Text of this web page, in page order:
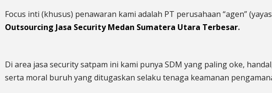
Focus inti (khusus) penawaran kami adalah PT perusahaan “agen”
Outsourcing Jasa Security Medan Sumatera Utara Terbesar.
Di area jasa securitysatpam ini kami punya SDM yang paling oke,
serta moral buruh yang ditugaskan selaku tenaga keamanan